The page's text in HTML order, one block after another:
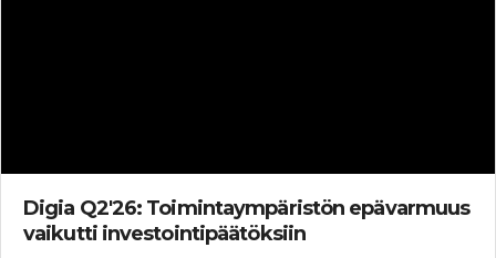
Digia Q2'26: Toimintaympäristön epävarmuus
vaikutti investointipäätöksiin